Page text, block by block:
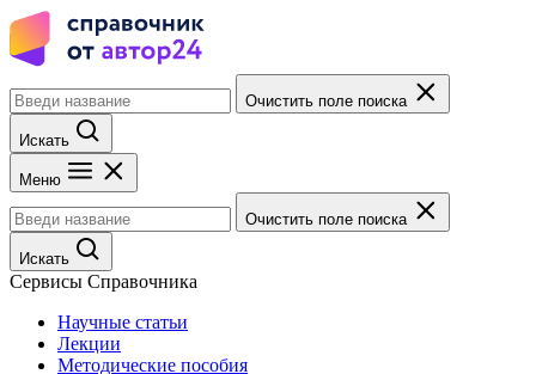
Очистить поле поиска
Искать
Меню
Очистить поле поиска
Искать
Сервисы Справочника
Научные статьи
Лекции
Методические пособия